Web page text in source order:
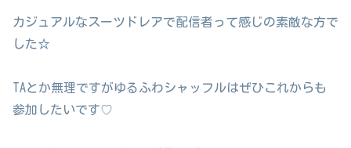
カジュアルなスーツドレアで配信者って感じの素敵な方で
した☆
TAとか無理ですがゆるふわシャッフルはぜひこれからも
参加したいです♡